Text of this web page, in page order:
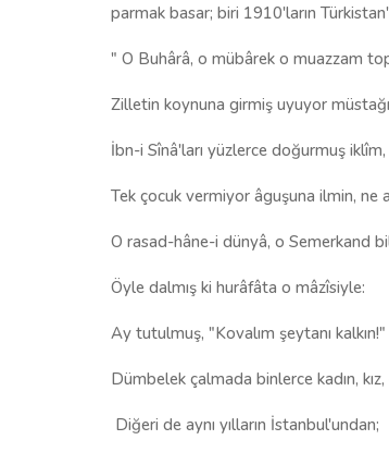
parmak basar; biri 1910'ların
" O Buhârâ, o mübârek o muazzam
Zilletin koynuna girmiş uyuyor
İbn-i Sînâ'ları yüzlerce doğurmuş iklîm,
Tek çocuk vermiyor âguşuna ilmin, ne
O rasad-hâne-i dünyâ, o Semerkand
Öyle dalmış ki hurâfâta o mâzîsiyle:
Ay tutulmuş, "Kovalım şeytanı
Dümbelek çalmada binlerce kadın,
Diğeri de aynı yılların İstanbul'undan;